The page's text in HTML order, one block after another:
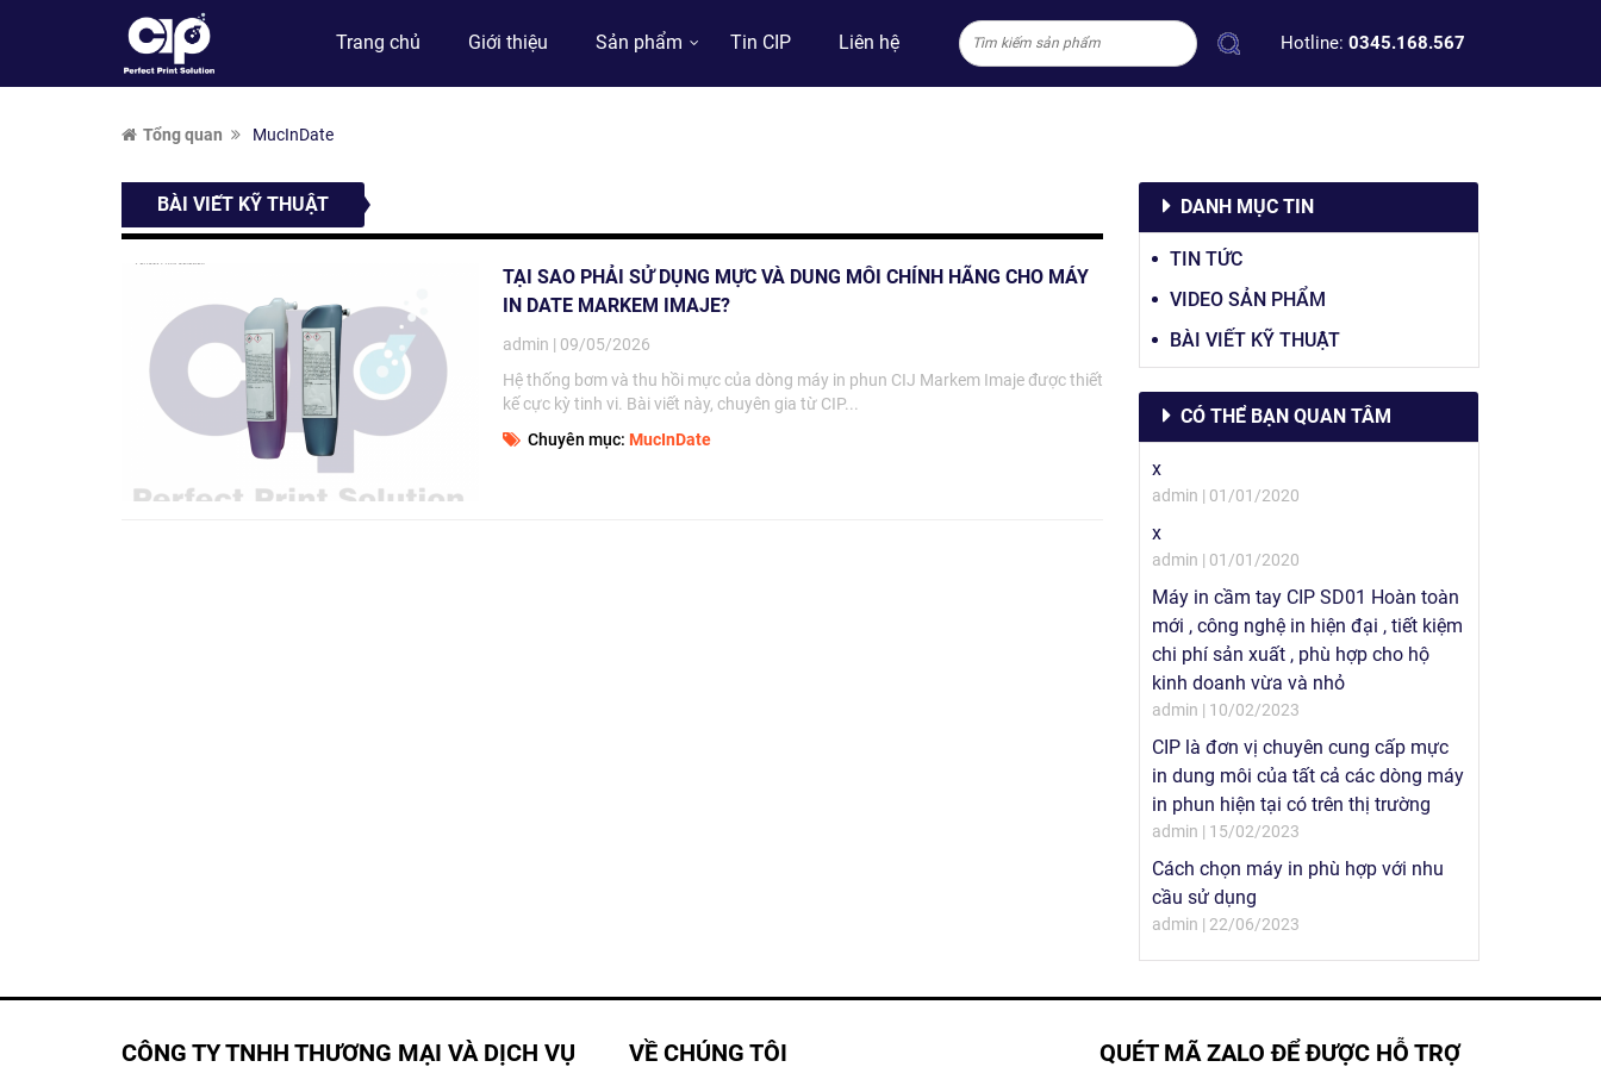
Trang chủ Giới thiệu Sản phẩm Tin CIP Liên hệ Hotline: 0345.168.567
Tổng quan MucInDate
BÀI VIẾT KỸ THUẬT
TẠI SAO PHẢI SỬ DỤNG MỰC VÀ DUNG MÔI CHÍNH HÃNG CHO MÁY
IN DATE MARKEM IMAJE?
admin | 09/05/2026
Hệ thống bơm và thu hồi mực của dòng máy in phun CIJ Markem Imaje được thiết
kế cực kỳ tinh vi. Bài viết này, chuyên gia từ CIP...
Chuyên mục: MucInDate
DANH MỤC TIN
TIN TỨC
VIDEO SẢN PHẨM
BÀI VIẾT KỸ THUẬT
CÓ THỂ BẠN QUAN TÂM
x
admin | 01/01/2020
x
admin | 01/01/2020
Máy in cầm tay CIP SD01 Hoàn toàn
mới , công nghệ in hiện đại , tiết kiệm
chi phí sản xuất , phù hợp cho hộ
kinh doanh vừa và nhỏ
admin | 10/02/2023
CIP là đơn vị chuyên cung cấp mực
in dung môi của tất cả các dòng máy
in phun hiện tại có trên thị trường
admin | 15/02/2023
Cách chọn máy in phù hợp với nhu
cầu sử dụng
admin | 22/06/2023
CÔNG TY TNHH THƯƠNG MẠI VÀ DỊCH VỤ VỀ CHÚNG TÔI QUÉT MÃ ZALO ĐỂ ĐƯỢC HỖ TRỢ